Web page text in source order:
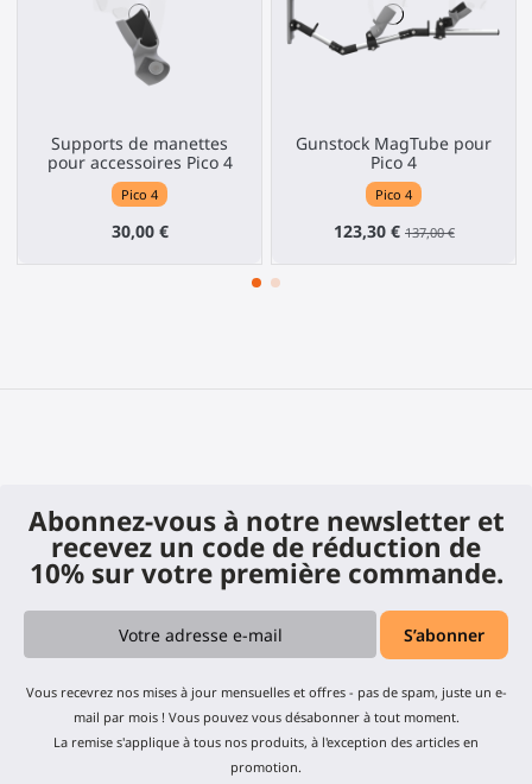
Supports de manettes
pour accessoires Pico 4
Pico 4
30,00 €
Gunstock MagTube pour
Pico 4
Pico 4
123,30 € 137,00 €
Abonnez-vous à notre newsletter et
recevez un code de réduction de
10% sur votre première commande.
Vous recevrez nos mises à jour mensuelles et offres - pas de spam, juste un e-
mail par mois ! Vous pouvez vous désabonner à tout moment.
La remise s'applique à tous nos produits, à l'exception des articles en
promotion.